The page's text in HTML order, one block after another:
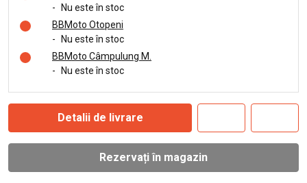
-
Nu este în stoc
BBMoto Otopeni
-
Nu este în stoc
BBMoto Câmpulung M.
-
Nu este în stoc
Detalii de livrare
Rezervați în magazin